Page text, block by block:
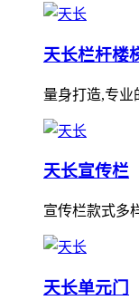
天长栏杆楼
量身打造,专业
天长宣传栏
宣传栏款式多
天长单元门